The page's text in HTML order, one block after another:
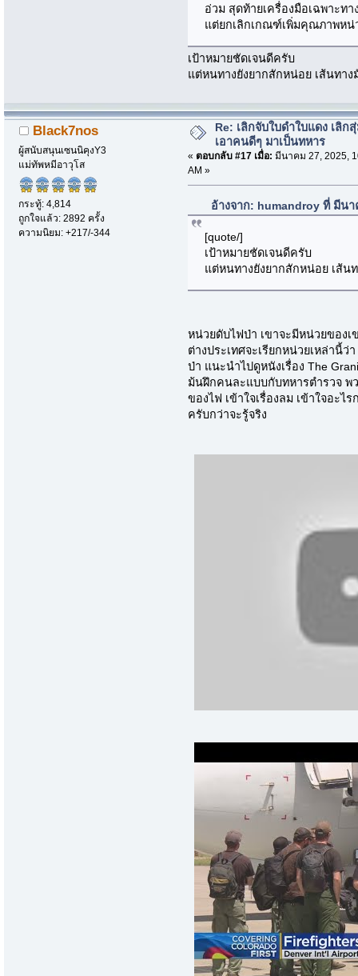
อ่วม สุดท้ายเครื่องมือเฉพาะท
แต่ยกเลิกเกณฑ์เพิ่มคุณภาพหน่
เป้าหมายชัดเจนดีครับ
แต่หนทางยังยากสักหน่อย เส้นทา
Black7nos
ผู้สนับสนุนเซนนิคุงY3
แม่ทัพหมีอาวุโส
กระทู้: 4,814
ถูกใจแล้ว: 2892 ครั้ง
ความนิยม: +217/-344
Re: เลิกจับใบดำใบแดง เลิก
เอาคนดีๆ มาเป็นทหาร
« ตอบกลับ #17 เมื่อ: มีนาคม 27, 2025,
AM »
อ้างจาก: humandroy ที่ มีนา
[quote/]
เป้าหมายชัดเจนดีครับ
แต่หนทางยังยากสักหน่อย เส้น
หน่วยดับไฟป่า เขาจะมีหน่วยของเ
ต่างประเทศจะเรียกหน่วยเหล่านี้ว่
ป่า แนะนำไปดูหนังเรื่อง The
ม้นฝึกคนละแบบกับทหารตำรวจ พ
ของไฟ เข้าใจเรื่องลม เข้าใจอะไ
ครับกว่าจะรู้จริง